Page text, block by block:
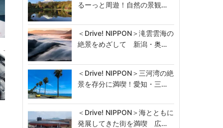
るーっと周遊！自然の景観…
＜Drive! NIPPON＞滝雲雲海の
絶景をめざして 新潟・奥…
＜Drive! NIPPON＞三河湾の絶
景を存分に満喫！愛知・三…
＜Drive! NIPPON＞海とともに
発展してきた街を満喫 広…